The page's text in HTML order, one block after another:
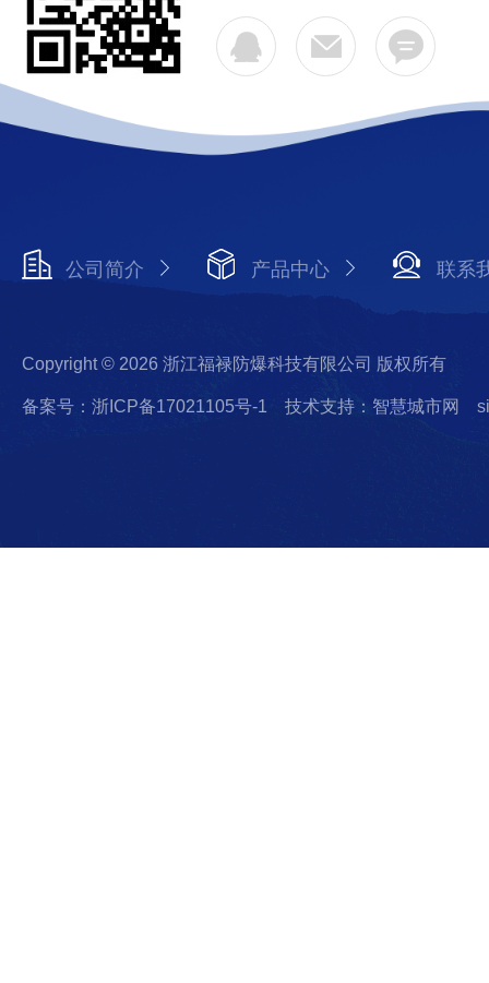
公司简介 产品中心 联系
Copyright © 2026 浙江福禄防爆科技有限公司 版权所有
备案号：浙ICP备17021105号-1 技术支持：智慧城市网